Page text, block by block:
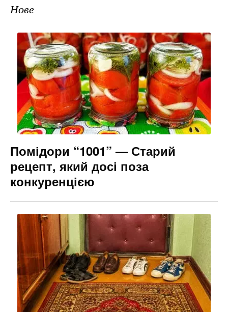
Нове
Помідори “1001” — Старий
рецепт, який досі поза
конкуренцією